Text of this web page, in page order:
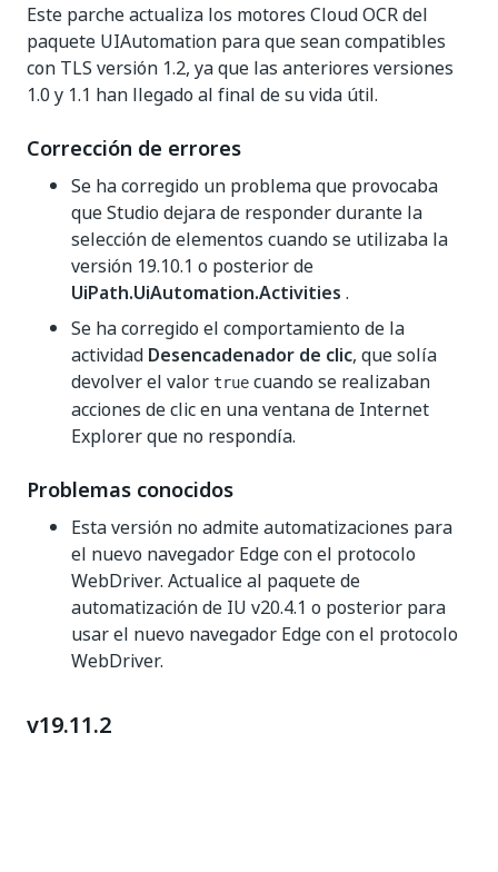
Este parche actualiza los motores Cloud OCR del
paquete UIAutomation para que sean compatibles
con TLS versión 1.2, ya que las anteriores versiones
1.0 y 1.1 han llegado al final de su vida útil.
Corrección de errores
Se ha corregido un problema que provocaba
que Studio dejara de responder durante la
selección de elementos cuando se utilizaba la
versión 19.10.1 o posterior de
UiPath.UiAutomation.Activities .
Se ha corregido el comportamiento de la
actividad Desencadenador de clic, que solía
devolver el valor true cuando se realizaban
acciones de clic en una ventana de Internet
Explorer que no respondía.
Problemas conocidos
Esta versión no admite automatizaciones para
el nuevo navegador Edge con el protocolo
WebDriver. Actualice al paquete de
automatización de IU v20.4.1 o posterior para
usar el nuevo navegador Edge con el protocolo
WebDriver.
v19.11.2